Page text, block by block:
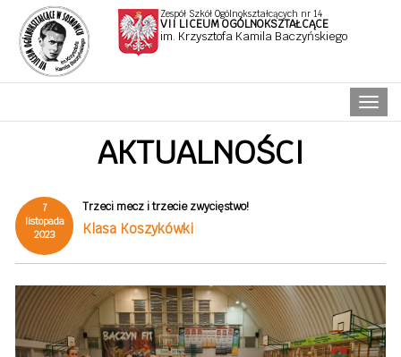
Zespół Szkół Ogólnokształcących nr 14
VII LICEUM OGÓLNOKSZTAŁCĄCE
im. Krzysztofa Kamila Baczyńskiego
AKTUALNOŚCI
7
listopada
2023
Trzeci mecz i trzecie zwycięstwo!
Klasa Koszykówki